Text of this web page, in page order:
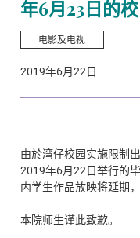
年6月23日的
电影及电视
2019年6月22日
由於湾仔校园实施限制
2019年6月22日举行的
内学生作品放映将延期
本院师生谨此致歉。